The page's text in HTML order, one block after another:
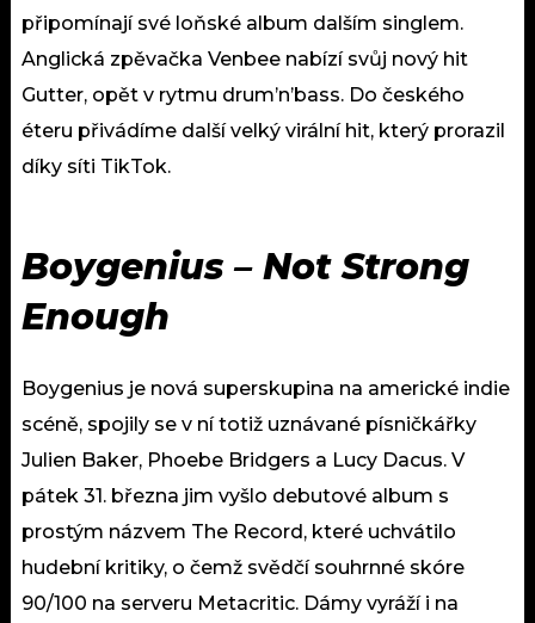
připomínají své loňské album dalším singlem.
Anglická zpěvačka Venbee nabízí svůj nový hit
Gutter, opět v rytmu drum’n’bass. Do českého
éteru přivádíme další velký virální hit, který prorazil
díky síti TikTok.
Boygenius – Not Strong
Enough
Boygenius je nová superskupina na americké indie
scéně, spojily se v ní totiž uznávané písničkářky
Julien Baker, Phoebe Bridgers a Lucy Dacus. V
pátek 31. března jim vyšlo debutové album s
prostým názvem The Record, které uchvátilo
hudební kritiky, o čemž svědčí souhrnné skóre
90/100 na serveru Metacritic. Dámy vyráží i na